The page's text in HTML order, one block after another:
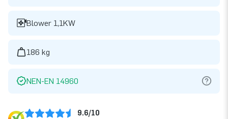
Blower 1,1KW
186 kg
NEN-EN 14960
9.6/10